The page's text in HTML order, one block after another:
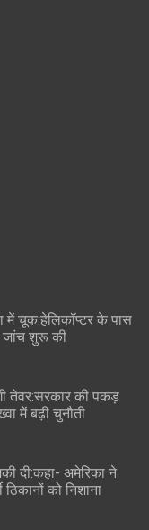
में चूक:हेलिकॉप्टर के पास
जांच शुरू की
तेवर:सरकार की पकड़
में बढ़ी चुनौती
दी:कहा- अमेरिका ने
को निशाना